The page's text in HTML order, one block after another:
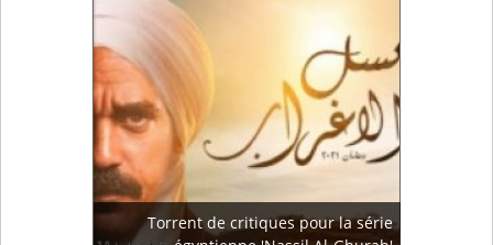
Torrent de critiques pour la série